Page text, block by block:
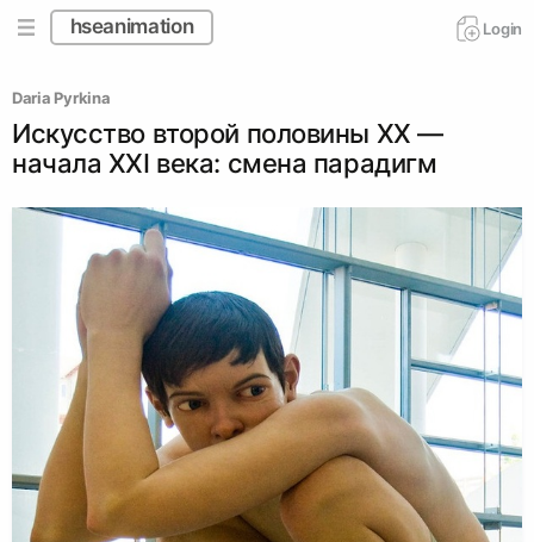
hseanimation Login
Daria Pyrkina
Искусство второй половины ХХ —
начала XXI века: смена парадигм